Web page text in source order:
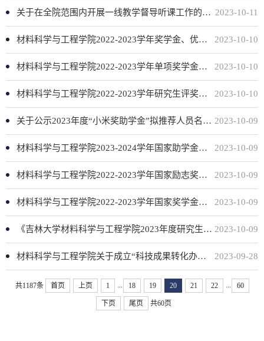
2023-10-11
关于在全院范围内开展一线教学督导听课工作的通知
2023-10-10
材料科学与工程学院2022-2023学年奖学金、优秀学生名单公示
2023-10-10
材料科学与工程学院2022-2023学年单项奖学金、优秀学生干部名单公示
2023-10-10
材料科学与工程学院2022-2023学年研究生评奖评优公示
2023-10-09
关于公示2023年度“小米奖助学金”拟推荐人员名单的通知
2023-10-09
材料科学与工程学院2023-2024学年国家助学金评审公示名单
2023-10-09
材料科学与工程学院2022-2023学年国家励志奖学金拟推荐名单公示
2023-10-09
材料科学与工程学院2022-2023学年国家奖学金拟推荐名单公示
2023-10-09
《吉林大学材料科学与工程学院2023年度研究生国家奖学金评审工作实施细则》公示
2023-09-28
材料科学与工程学院关于成立“科技成果转化办公室”的决定
共1187条 首页 上页 1 18 19 20 21 22 60
下页 尾页 共60页